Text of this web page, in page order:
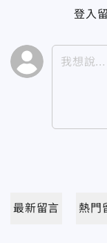
登入
最新留言 熱門